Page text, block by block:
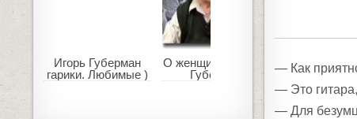
— Как
— Это
— Для
Игорь Губерман
гарики. Любимые )
О женщинах. Игорь
Губерман
Кто
доволен,
кто
помнит. /
Марк